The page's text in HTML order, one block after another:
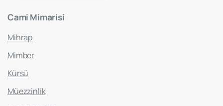
Cami Mimarisi
Mihrap
Mimber
Kürsü
Müezzinlik